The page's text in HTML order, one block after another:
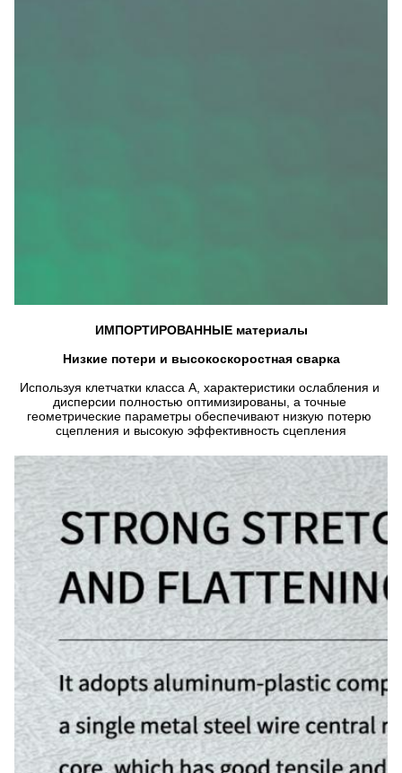
ИМПОРТИРОВАННЫЕ материалы
Низкие потери и высокоскоростная сварка
Используя клетчатки класса А, характеристики ослабления и
дисперсии полностью оптимизированы, а точные
геометрические параметры обеспечивают низкую потерю
сцепления и высокую эффективность сцепления